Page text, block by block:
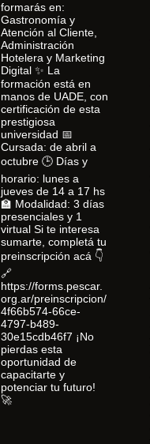
formarás en:
Gastronomía y
Atención al Cliente,
Administración
Hotelera y Marketing
Digital ✨ La
formación está en
manos de UADE, con
certificación de esta
prestigiosa
universidad 📅
Cursada: de abril a
octubre 🕒 Días y
horario: lunes a
jueves de 14 a 17 hs
🏫 Modalidad: 3 días
presenciales y 1
virtual Si te interesa
sumarte, completá tu
preinscripción acá 👇
🔗
https://forms.pescar.
org.ar/preinscripcion/
4f66b574-66ce-
4797-b489-
30e15cdb46f7 ¡No
pierdas esta
oportunidad de
capacitarte y
potenciar tu futuro!
🚀